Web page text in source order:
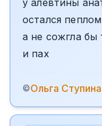
у алевтины
остался
а не сожгла бы
и пах
©Ольга Ступина